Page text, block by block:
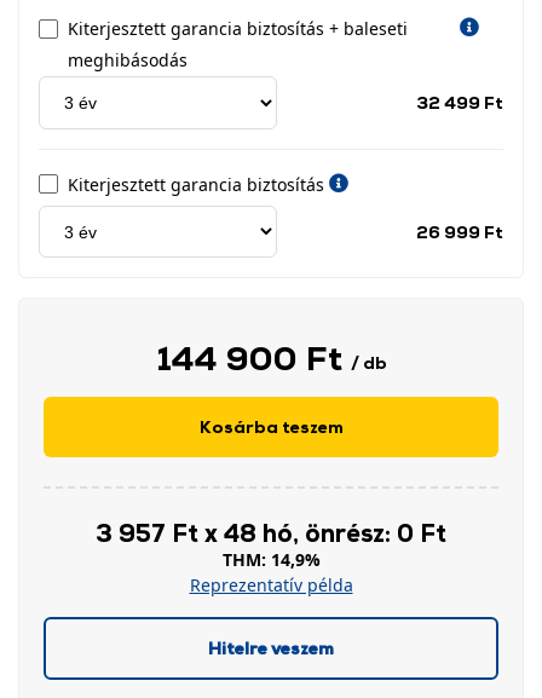
Kiterjesztett garancia biztosítás + baleseti
meghibásodás
32 499 Ft
Kiterjesztett garancia biztosítás
26 999 Ft
144 900 Ft / db
Kosárba teszem
3 957 Ft x 48 hó, önrész: 0 Ft
THM: 14,9%
Reprezentatív példa
Hitelre veszem